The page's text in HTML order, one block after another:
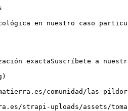
en nuestro caso
exactaSuscríbete a
comunidad/las-
strapi-uploads/assets/